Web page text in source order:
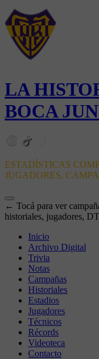
LA
BOCA
ESTADÍSTICAS
JUGADORES,
← Tocá para ver
historiales, jugadores,
Inicio
Archivo Digital
Trivia
Notas
Campañas
Historiales
Estadios
Jugadores
Técnicos
Récords
Videoteca
Contacto